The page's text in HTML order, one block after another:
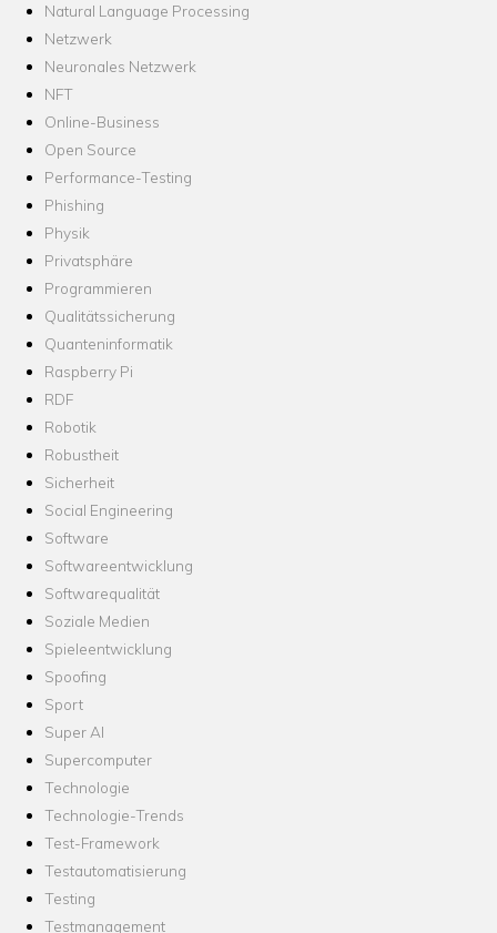
Natural Language Processing
Netzwerk
Neuronales Netzwerk
NFT
Online-Business
Open Source
Performance-Testing
Phishing
Physik
Privatsphäre
Programmieren
Qualitätssicherung
Quanteninformatik
Raspberry Pi
RDF
Robotik
Robustheit
Sicherheit
Social Engineering
Software
Softwareentwicklung
Softwarequalität
Soziale Medien
Spieleentwicklung
Spoofing
Sport
Super AI
Supercomputer
Technologie
Technologie-Trends
Test-Framework
Testautomatisierung
Testing
Testmanagement